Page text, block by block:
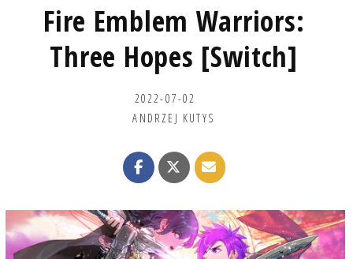
Fire Emblem Warriors:
Three Hopes [Switch]
2022-07-02
ANDRZEJ KUTYS